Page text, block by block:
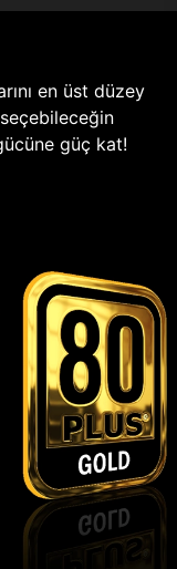
en üst düzey
güç kat!